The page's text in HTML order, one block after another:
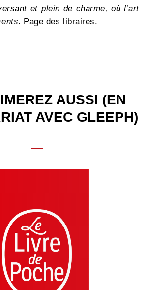
et plein de charme, où l’art
. Page des libraires.
AUSSI (EN
AVEC GLEEPH)